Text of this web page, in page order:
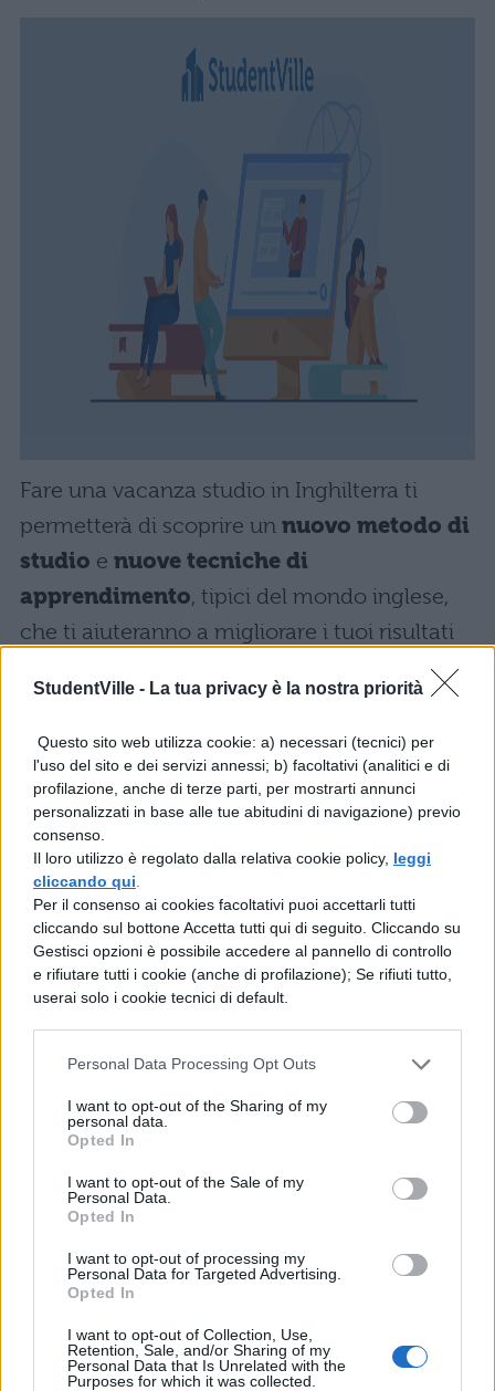
StudentVille - La tua privacy è la nostra priorità
Questo sito web utilizza cookie: a) necessari (tecnici) per
l'uso del sito e dei servizi annessi; b) facoltativi (analitici e di
profilazione, anche di terze parti, per mostrarti annunci
personalizzati in base alle tue abitudini di navigazione) previo
consenso.
Il loro utilizzo è regolato dalla relativa cookie policy, leggi
cliccando qui
Per il consenso ai cookies facoltativi puoi accettarli tutti
cliccando sul bottone Accetta tutti qui di seguito. Cliccando su
Gestisci opzioni è possibile accedere al pannello di controllo
e rifiutare tutti i cookie (anche di profilazione); Se rifiuti tutto,
userai solo i cookie tecnici di default.
Personal Data Processing Opt Outs
I want to opt-out of the Sharing of my
personal data.
Opted In
I want to opt-out of the Sale of my
Personal Data.
Opted In
I want to opt-out of processing my
Personal Data for Targeted Advertising.
Opted In
I want to opt-out of Collection, Use,
Retention, Sale, and/or Sharing of my
Personal Data that Is Unrelated with the
Purposes for which it was collected.
Fare una vacanza studio in Inghilterra ti
permetterà di scoprire un nuovo metodo di
studio e nuove tecniche di
apprendimento, tipici del mondo inglese,
che ti aiuteranno a migliorare i tuoi risultati
scolastici una volta rientrato in Italia. Una
vacanza studio nel Regno Unito è un vero e
proprio investimento per il tuo futuro:
migliorerà i tuoi risultati scolastici e faciliterà
il tuo ingresso nel mondo del lavoro, dove
una buona conoscenza dell’inglese è un
ottimo passepartout.
Ottimi incentivi per le famiglie che vogliono
scommettere sulle competenze scolastiche
e personali dei propri figli!
possibilità di scegliere qualestile di vita
britannico
una vacanza studio vicino al mare? Scegli
Brighton, Bournemouth o Hastings. Londra o
Edimburgo sono le mete ideali di chi non
riesce a fare a meno della vita in una grande
città. Vuoi provare una tradizionale
esperienza nei college Inglesi? Vola ad